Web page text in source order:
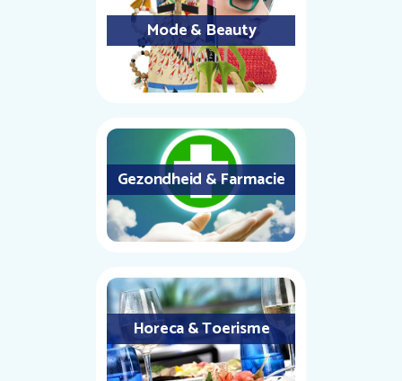
Mode & Beauty
Gezondheid & Farmacie
Horeca & Toerisme